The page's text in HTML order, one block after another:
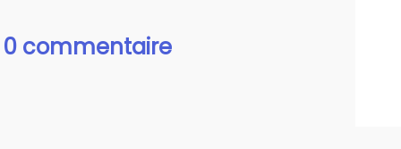
0 commentaire